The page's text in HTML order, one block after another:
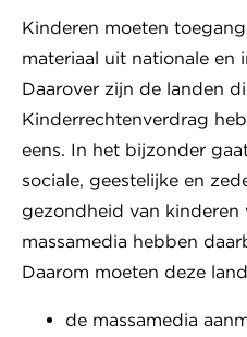
Kinderen moeten
materiaal uit nationale en
Daarover zijn de landen
Kinderrechtenverdrag
eens. In het bijzonder
sociale, geestelijke en
gezondheid van kinderen
massamedia hebben
Daarom moeten deze
de massamedia